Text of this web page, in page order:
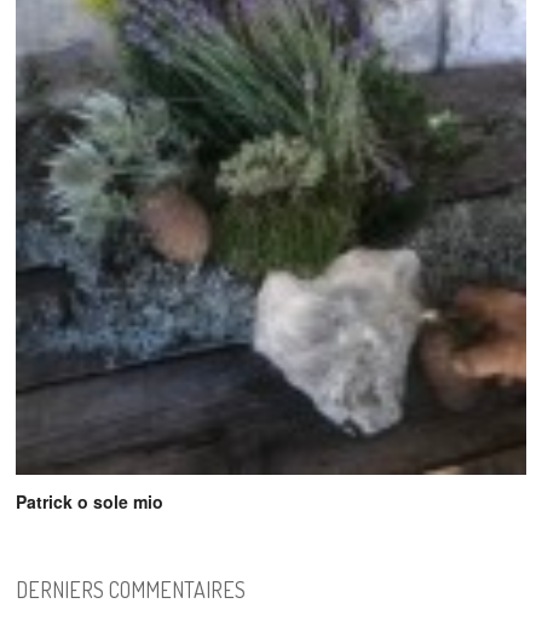
Patrick o sole mio
DERNIERS COMMENTAIRES